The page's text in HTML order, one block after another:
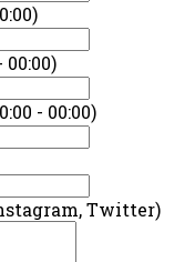
- 00:00)
Twitter)